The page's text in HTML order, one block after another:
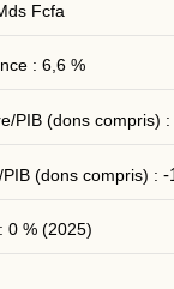
Fcfa
: 6,6 %
PIB (dons compris) :
(dons compris) : -
0 % (2025)